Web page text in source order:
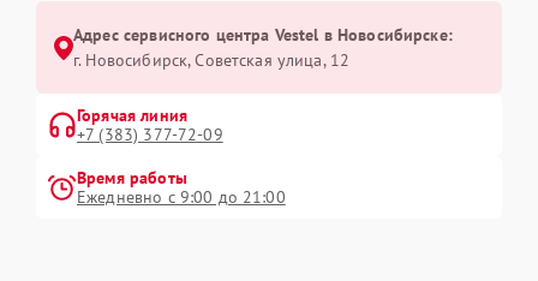
Адрес сервисного центра Vestel в Новосибирске:
г. Новосибирск, Советская улица, 12
Горячая линия
+7 (383) 377-72-09
Время работы
Ежедневно с 9:00 до 21:00